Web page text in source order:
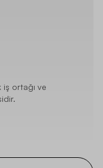
iş ortağı ve